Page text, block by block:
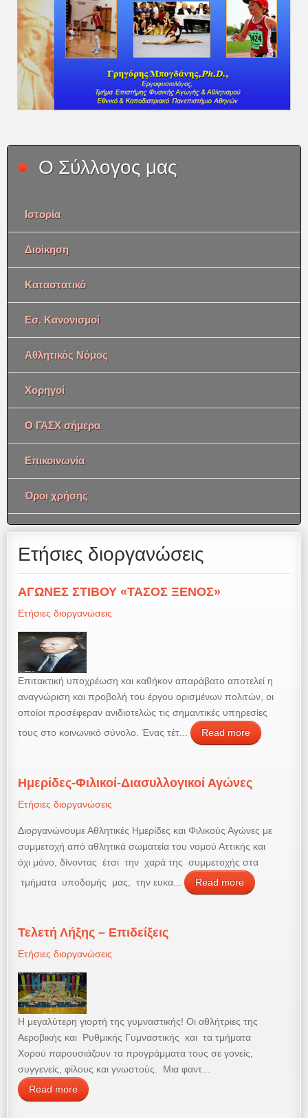
Ο Σύλλογος μας
Ιστορία
Διοίκηση
Καταστατικό
Εσ. Κανονισμοί
Αθλητικός Νόμος
Χορηγοί
Ο ΓΑΣΧ σήμερα
Επικοινωνία
Όροι χρήσης
Ετήσιες διοργανώσεις
ΑΓΩΝΕΣ ΣΤΙΒΟΥ «ΤΑΣΟΣ ΞΕΝΟΣ»
Ετήσιες διοργανώσεις
Επιτακτική υποχρέωση και καθήκον απαράβατο αποτελεί η
αναγνώριση και προβολή του έργου ορισμένων πολιτών, οι
οποίοι προσέφεραν ανιδιοτελώς τις σημαντικές υπηρεσίες
τους στο κοινωνικό σύνολο. Ένας τέτ...
Read more
Ημερίδες-Φιλικοί-Διασυλλογικοί Αγώνες
Ετήσιες διοργανώσεις
Διοργανώνουμε Αθλητικές Ημερίδες και Φιλικούς Αγώνες με
συμμετοχή από αθλητικά σωματεία του νομού Αττικής και
όχι μόνο, δίνοντας έτσι την χαρά της συμμετοχής στα
τμήματα υποδομής μας, την ευκα...
Read more
Τελετή Λήξης – Επιδείξεις
Ετήσιες διοργανώσεις
Η μεγαλύτερη γιορτή της γυμναστικής! Οι αθλήτριες της
Αεροβικής και Ρυθμικής Γυμναστικής και τα τμήματα
Χορού παρουσιάζουν τα προγράμματα τους σε γονείς,
συγγενείς, φίλους και γνωστούς. Μια φαντ...
Read more